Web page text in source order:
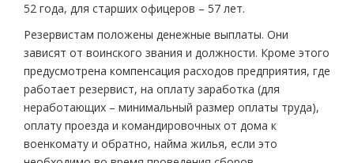
52 года, для старших офицеров – 57 лет.
Резервистам положены денежные выплаты. Они
зависят от воинского звания и должности. Кроме этого
предусмотрена компенсация расходов предприятия, где
работает резервист, на оплату заработка (для
неработающих – минимальный размер оплаты труда),
оплату проезда и командировочных от дома к
военкомату и обратно, найма жилья, если это